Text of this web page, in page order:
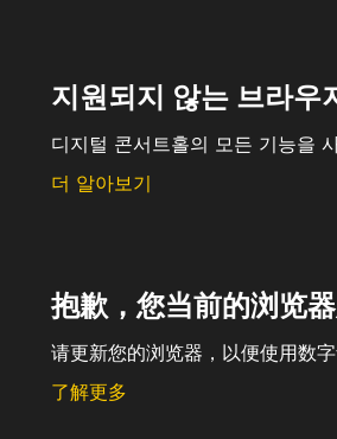
지원되지 않는 브라우
디지털 콘서트홀의 모든 기능을
더 알아보기
抱歉，您当前的浏览
请更新您的浏览器，以便使用数字
了解更多